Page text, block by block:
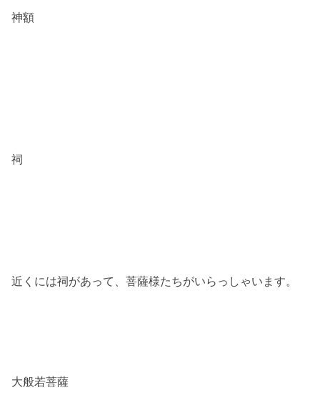
神額
祠
近くには祠があって、菩薩様たちがいらっしゃいます。
大般若菩薩